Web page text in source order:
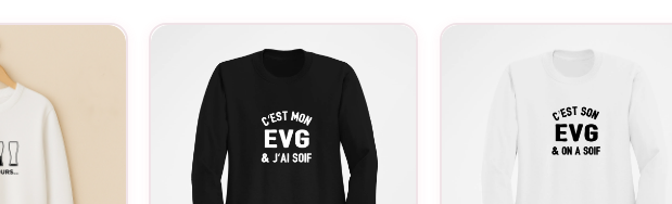
en France, à la commande.
floqué en France.